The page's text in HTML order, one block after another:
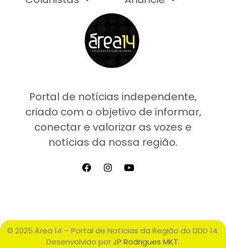
Portal de notícias independente,
criado com o objetivo de informar,
conectar e valorizar as vozes e
notícias da nossa região.
© 2025 Área 14 – Portal de Notícias da Região do DDD 14.
Desenvolvido porJP Rodrigues MKT.